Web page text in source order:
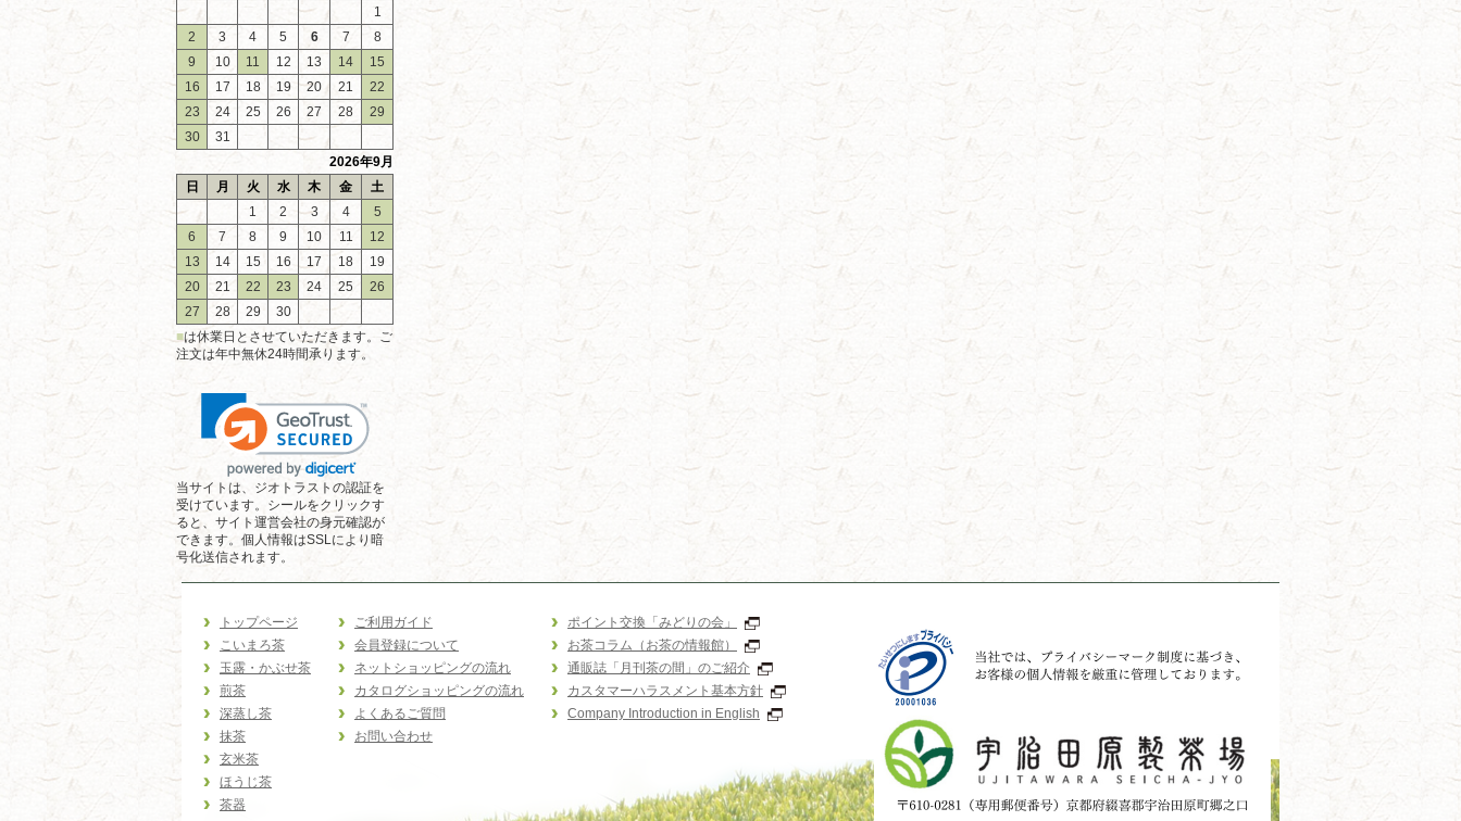
1
2
3 4 5 6 7
8
9
10 11 12 13 14
15
16
17 18 19 20 21
22
23
24 25 26 27 28
29
30
31
2026年9月
日
月 火 水 木 金
土
1
2 3 4
5
6
7 8 9 10 11
12
13
14 15 16 17 18
19
20
21 22 23 24 25
26
27
28 29
30
■は休業日とさせていただきます。ご
注文は年中無休24時間承ります。
当サイトは、ジオトラストの認証を
受けています。シールをクリックす
ると、サイト運営会社の身元確認が
できます。個人情報はSSLにより暗
号化送信されます。
トップページ
こいまろ茶
玉露・かぶせ茶
煎茶
深蒸し茶
抹茶
玄米茶
ほうじ茶
茶器
ご利用ガイド
会員登録について
ネットショッピングの流れ
カタログショッピングの流れ
よくあるご質問
お問い合わせ
ポイント交換「みどりの会」
お茶コラム（お茶の情報館）
通販誌「月刊茶の間」のご紹介
カスタマーハラスメント基本方針
Company Introduction in English